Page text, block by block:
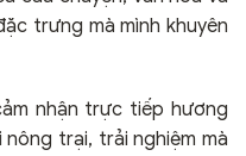
trưng mà mình khuyên
nhận trực tiếp hương
trại, trải nghiệm mà